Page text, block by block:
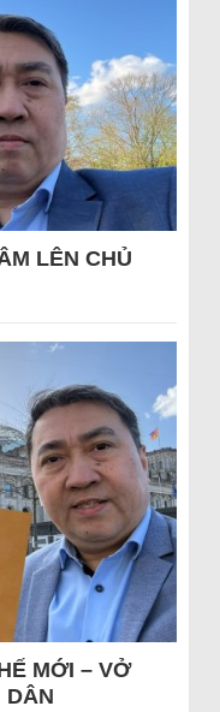
LÊN CHỦ
MỚI – VỞ
DÂN